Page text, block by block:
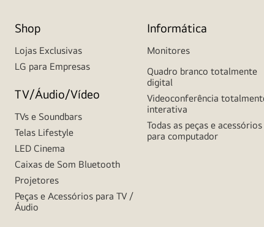
Shop
Lojas Exclusivas
LG para Empresas
TV/Áudio/Vídeo
TVs e Soundbars
Telas Lifestyle
LED Cinema
Caixas de Som Bluetooth
Projetores
Peças e Acessórios para TV /
Áudio
Informática
Monitores
Quadro branco totalmente
digital
Videoconferência
interativa
Todas as peças e acessórios
para computador